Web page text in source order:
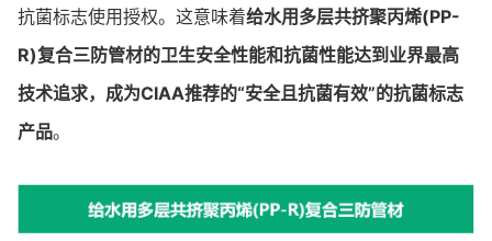
抗菌标志使用授权。这意味着给水用多层共挤聚丙烯(PP-
R)复合三防管材的卫生安全性能和抗菌性能达到业界最高
技术追求，成为CIAA推荐的“安全且抗菌有效”的抗菌标志
产品。